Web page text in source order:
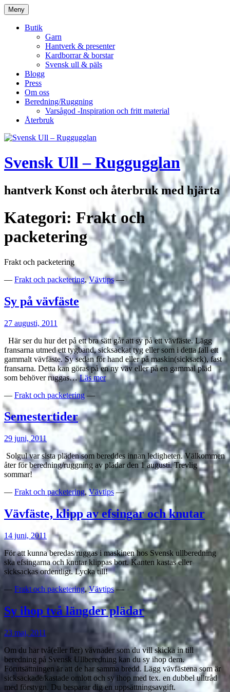
Hoppa
till
innehåll
Meny
Butik
Garn
Hantverk & presenter
Kardborrar & borstar
Svensk ull & päls
Blogg
Press
Om oss
Beredning/Ruggning
Varsågod -Inspiration och fritt material
Återbruk
Svensk Ull – Ruggugglan
hantverk Konst och återbruk med hjärta
Kategori: Frakt och
packetering
Frakt och packetering
— Frakt och packetering,Vävtips—
Sy på vävfäste
27 augusti, 2011
Här ser du hur det på ett bra sätt går att sy på ett vävfäste. Lägg
fransarna utmed ett tygband, sicksackat tyg eller som i detta fall ett
gammalt vävfäste. Sy sedan för hand eller på maskin(sicksack), fast
fransarna. Detta kan göras på en ny väv eller på en gammal pläd
som behöver ruggas…Läs merSy
vävfäste
—Frakt och packetering—
Semestertider
29 juni, 2011
Solgul var sista pläden som bereddes innan ledigheten. Välkommen
åter för beredning/ruggning av plädar den 1 augusti. Trevlig
sommar!
— Frakt och packetering,Vävtips—
Vävfäste, klipp av efsingar och knutar
14 juni, 2011
För att kunna beredas/ruggas i maskinen hos Svensk ullberedning
ska efsingarna och knutar klippas bort. Kanten kastas eller
sicksackas ordentligt. Lycka till!
— Frakt och packetering,Vävtips—
Sy ihop två längder plädar
23 maj, 2011
Om du har två(eller fler) vävnader som du vill skicka in till
beredning på Svensk Ullberedning kan du sy ihop dem.
Förutsättningen är att de har samma bredd. Lägg vävfästena som är
sicksackade/kastade omlott och sy ihop med tex. en dubbel ulltråd
med förstygn. Du besparar dig en uppsättningsavgift.